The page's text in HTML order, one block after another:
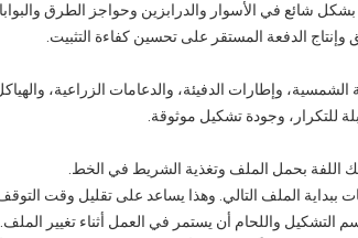
شائع في الأسوار والدرابزين وحواجز الطرق
وإنتاج الدفعة المستقر على تحسين كفاءة التثبيت.
وإطارات الدفيئة، والدعامات الزراعية،
للتكرار، وجودة تشكيل موثوقة.
فك اللفة بحمل الملف وتغذية الشريط في الخط.
ببداية الملف التالي. وهذا يساعد على تقليل وقت
واللحام أن يستمر في العمل أثناء تغيير الملف.